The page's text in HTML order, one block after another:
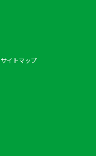
サイトマップ